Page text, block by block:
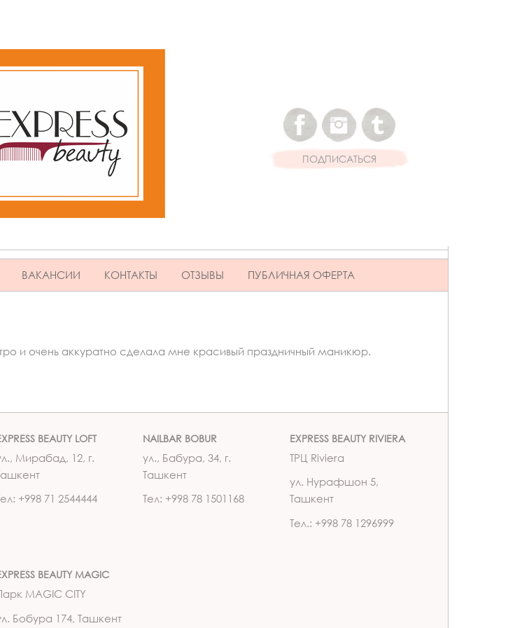
ПОДПИСАТЬСЯ
ВАКАНСИИ КОНТАКТЫ ОТЗЫВЫ ПУБЛИЧНАЯ ОФЕРТА
и очень аккуратно сделала мне красивый праздничный маникюр.
BEAUTY LOFT
Мирабад, 12, г.
+998 71 2544444
NAILBAR BOBUR
ул., Бабура, 34, г.
Ташкент
Тел: +998 78 1501168
EXPRESS BEAUTY RIVIERA
ТРЦ Riviera
ул. Нурафшон 5,
Ташкент
Тел.: +998 78 1296999
BEAUTY MAGIC
MAGIC CITY
Бобура 174, Ташкент